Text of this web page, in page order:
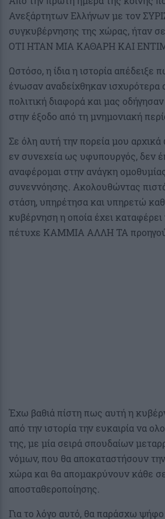
Ανεξάρτητων Ελλήνων με τον
συγκυβέρνησης της χώρας, ήταν
ΟΤΙ ΗΤΑΝ ΜΙΑ ΚΑΘΑΡΗ ΚΑΙ
Ωστόσο, η ίδια η ιστορία απέδειξε
ένωσαν αναδείχθηκαν ισχυρότερα
πολιτική διαφορά και μας
στην έξοδο από τη μνημονιακή
Σε όλη αυτή την πορεία μου
εν συνεχεία ως υφυπουργός, δεν
αναφέρομαι στην ανάγκη
συνεννόησης. Ακολουθώντας
στάση, υπηρέτησα και υπηρετώ
κυβέρνηση η οποία έχει καταφέρει
πέτυχε ΚΑΜΜΙΑ ΑΛΛΗ ΤΑ
Έχω βαθιά πίστη πως αυτή η
από την ιστορία την ευκαιρία να
της, με μία σειρά σπουδαίων
νόμων, που θα αποκαταστήσουν
χώρα και θα απομακρύνουν κάθε
αποσταθεροποίησης.
Για το λόγο αυτό, θα παράσχω